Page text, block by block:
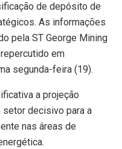
de depósito de
As informações
pela ST George Mining
em
segunda-feira (19).
a projeção
setor decisivo para a
nas áreas de